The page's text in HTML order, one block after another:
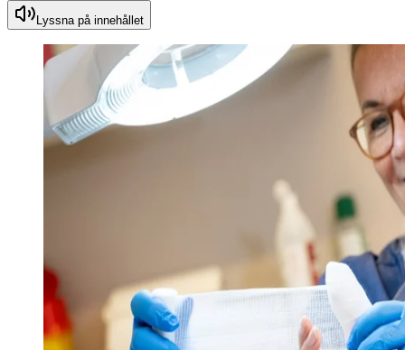
Lyssna på innehållet